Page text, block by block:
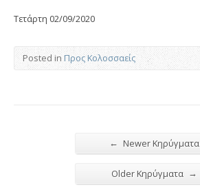
Τετάρτη 02/09/2020
Posted in Προς Κολοσσαείς
← Newer Κηρύγματα
Older Κηρύγματα →